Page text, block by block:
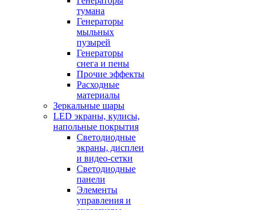
тумана
Генераторы
мыльных
пузырей
Генераторы
снега и пены
Прочие эффекты
Расходные
материалы
Зеркальные шары
LED экраны, кулисы,
напольные покрытия
Светодиодные
экраны, дисплеи
и видео-сетки
Светодиодные
панели
Элементы
управления и